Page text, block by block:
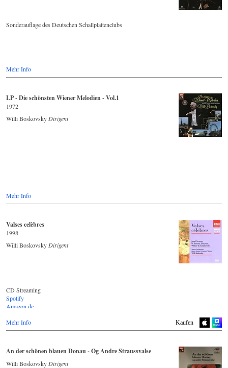
Sonderauflage des Deutschen Schallplattenclubs
Mehr Info
LP - Die schönsten Wiener Melodien - Vol.1
1972
Willi Boskovsky Dirigent
Mehr Info
Valses celèbres
1998
Willi Boskovsky Dirigent
CD Streaming
Spotify
Amazon.de
Deezer.com
Apple Music
Kaufen
Mehr Info
An der schönen blauen Donau - Og Andre Straussvalse
Willi Boskovsky Dirigent